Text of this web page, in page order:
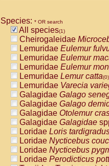
CebidaeCebus
CebidaeCebus
CebidaeCebus spp.(0)
CebidaeSaimiri
CebidaeSaimiri
AtelidaeAlouatta caraya
AtelidaeAlouatta fusca(0)
AtelidaeAlouatta
AtelidaeAlouattaspp.(0)
AtelidaeAteles
AtelidaeAteles geoffroyi
AtelidaeAteles paniscus
AtelidaeAtelesspp.(0)
AtelidaeLagothrix
AtelidaeLagothrix
PitheciidaeCacajao
Species: * OR search
All species(1)
Cheirogaleidae
Lemuridae Eulemur
Lemuridae Eulemur
Lemuridae Eulemur
Lemuridae Lemur catta(0)
Lemuridae Varecia
Galagidae Galago
Galagidae Galago
Galagidae Otolemur
Galagidae Galagidae
Loridae Loris
Loridae Nycticebus
Loridae Nycticebus
Loridae Perodicticus